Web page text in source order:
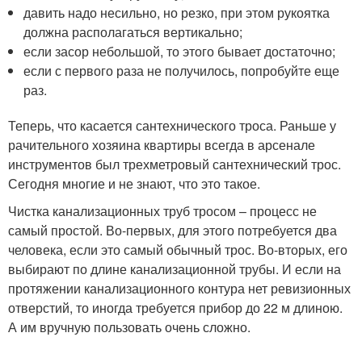
давить надо несильно, но резко, при этом рукоятка
должна располагаться вертикально;
если засор небольшой, то этого бывает достаточно;
если с первого раза не получилось, попробуйте еще
раз.
Теперь, что касается сантехнического троса. Раньше у
рачительного хозяина квартиры всегда в арсенале
инструментов был трехметровый сантехнический трос.
Сегодня многие и не знают, что это такое.
Чистка канализационных труб тросом – процесс не
самый простой. Во-первых, для этого потребуется два
человека, если это самый обычный трос. Во-вторых, его
выбирают по длине канализационной трубы. И если на
протяжении канализационного контура нет ревизионных
отверстий, то иногда требуется прибор до 22 м длиною.
А им вручную пользовать очень сложно.